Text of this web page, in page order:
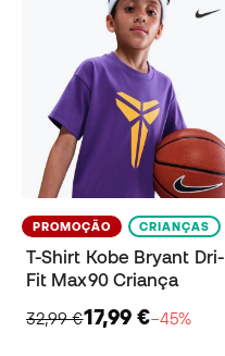
PROMOÇÃO CRIANÇAS
T-Shirt Kobe Bryant Dri-
Fit Max90 Criança
32,99 €17,99 €−45%